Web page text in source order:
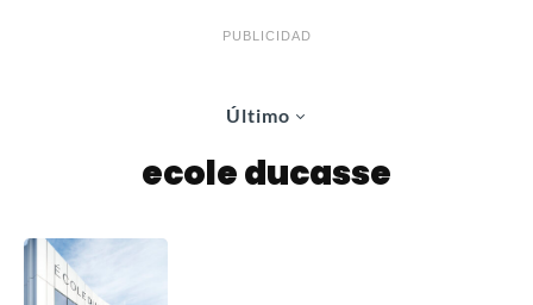
PUBLICIDAD
Último
ecole ducasse